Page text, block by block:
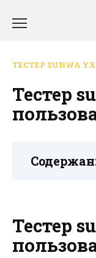
ТЕСТЕР SUNWA
Тестер
Тестер